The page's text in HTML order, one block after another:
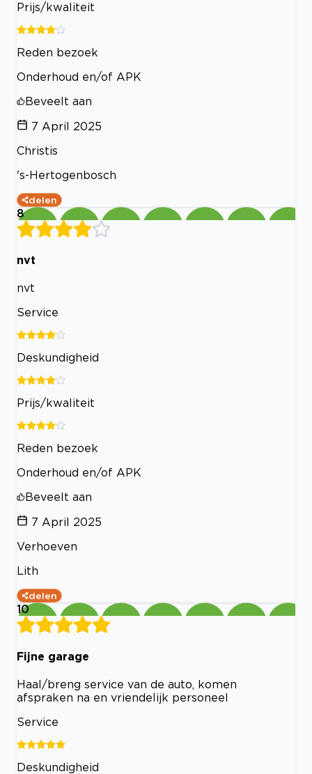
Prijs/kwaliteit
Reden bezoek
Onderhoud en/of APK
Beveelt aan
7 April 2025
Christis
's-Hertogenbosch
delen
8
nvt
nvt
Service
Deskundigheid
Prijs/kwaliteit
Reden bezoek
Onderhoud en/of APK
Beveelt aan
7 April 2025
Verhoeven
Lith
delen
10
Fijne garage
Haal/breng service van de auto, komen
afspraken na en vriendelijk personeel
Service
Deskundigheid